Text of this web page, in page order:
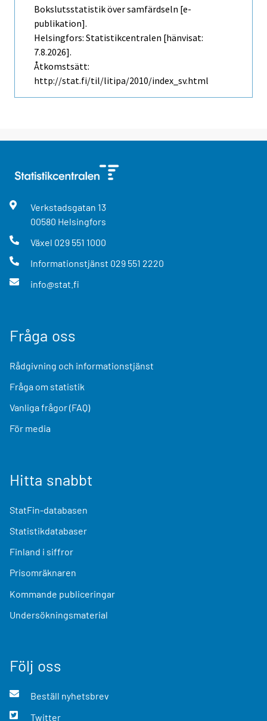
Bokslutsstatistik över samfärdseln [e-
publikation].
Helsingfors: Statistikcentralen [hänvisat:
7.8.2026].
Åtkomstsätt:
http://stat.fi/til/litipa/2010/index_sv.html
Verkstadsgatan 13
00580 Helsingfors
Växel 029 551 1000
Informationstjänst 029 551 2220
info@stat.fi
Fråga oss
Rådgivning och informationstjänst
Fråga om statistik
Vanliga frågor (FAQ)
För media
Hitta snabbt
StatFin-databasen
Statistikdatabaser
Finland i siffror
Prisomräknaren
Kommande publiceringar
Undersökningsmaterial
Följ oss
Beställ nyhetsbrev
Twitter